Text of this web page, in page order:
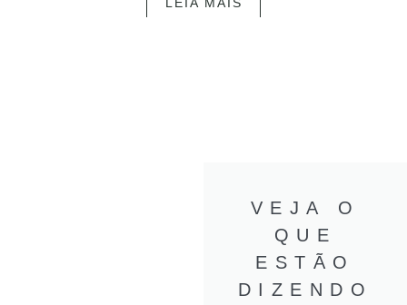
VEJA O
QUE
ESTÃO
DIZENDO